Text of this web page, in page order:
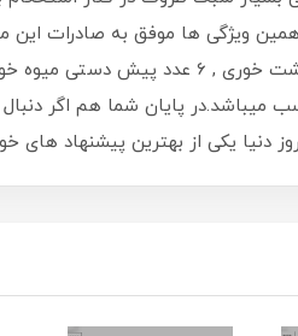
پذیرایی 6 نفره کاملا مناسب میباشد.در
روز دنیا یکی از بهترین پیشنهاد